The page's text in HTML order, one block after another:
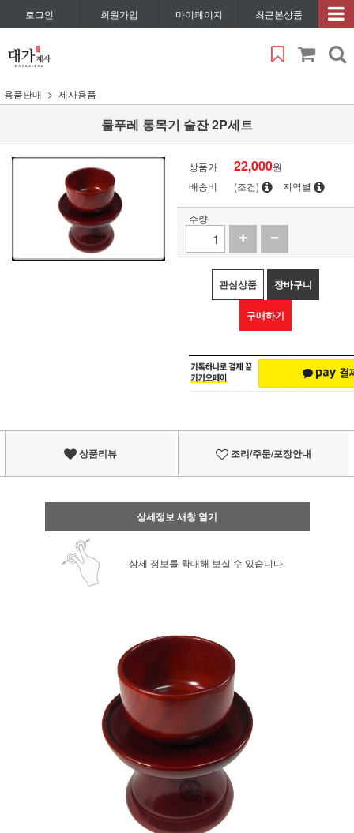
로그인 회원가입 마이페이지 최근본상품
용품판매 제사용품
물푸레 통목기 술잔 2P세트
상품가 22,000원
배송비
(조건) 지역별
수량
관심상품 장바구니
구매하기
상품리뷰 조리/주문/포장안내
상세정보 새창 열기
상세 정보를 확대해 보실 수 있습니다.